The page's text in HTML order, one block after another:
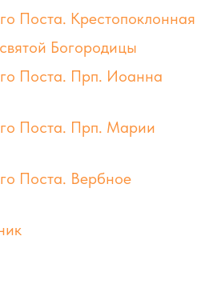
Поста. Крестопоклонная
Богородицы
Поста. Прп. Иоанна
Поста. Прп. Марии
Поста. Вербное